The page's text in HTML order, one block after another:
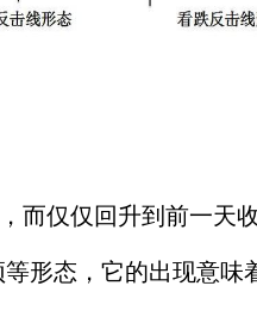
仅仅回升到前一天收
态，它的出现意味